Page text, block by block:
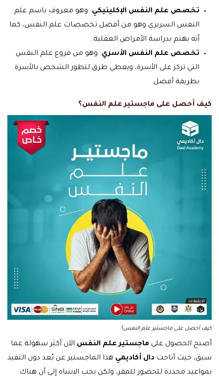
تخصص علم النفس الإكلينيكي: وهو معروف باسم علم
النفس السريري وهو من أفضل تخصصات علم النفس، كما
أنه يهتم بدراسة الأمراض العقلية.
تخصص علم النفس الأسري: وهو من فروع علم النفس
التي تركز على الأسرة، ويعطي طرق لتطور الشخص بالأسرة
بطريقة أفضل.
كيف أحصل على ماجستير علم النفس؟
كيف أحصل على ماجستير علم النفس؟
أصبح الحصول على ماجستير علم النفس الآن أكثر سهولة عما
سبق، حيث أتاحت دال أكاديمي هذا الماجستير عن بُعد دون التقيد
بمواعيد محددة للحضور للمقر، ولكن يجب الانتباه إلى أن هناك